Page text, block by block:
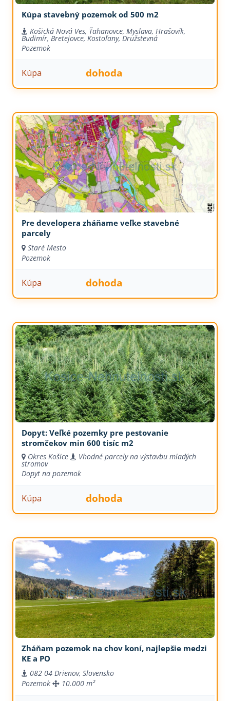
Kúpa stavebný pozemok od 500 m2
Košická Nová Ves, Ťahanovce, Myslava, Hrašovík,
Budimír, Bretejovce, Kostoľany, Družstevná
Pozemok
Kúpa dohoda
Pre developera zháňame veľke stavebné
parcely
Staré Mesto
Pozemok
Kúpa dohoda
Dopyt: Veľké pozemky pre pestovanie
stromčekov min 600 tisíc m2
Okres Košice Vhodné parcely na výstavbu mladých
stromov
Dopyt na pozemok
Kúpa dohoda
Zháňam pozemok na chov koní, najlepšie medzi
KE a PO
082 04 Drienov, Slovensko
Pozemok
10.000 m²